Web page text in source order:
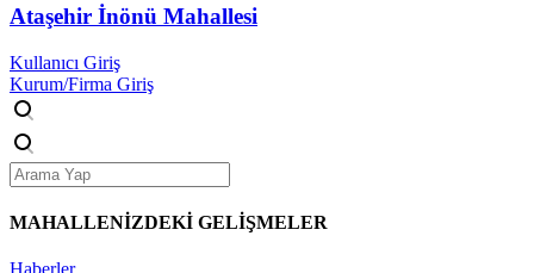
Ataşehir İnönü Mahallesi
Kullanıcı Giriş
Kurum/Firma Giriş
MAHALLENİZDEKİ GELİŞMELER